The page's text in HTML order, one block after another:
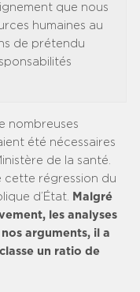
que nous
humaines au
de prétendu
nombreuses
été nécessaires
de la santé.
cette régression du
d’État.
Malgré
les analyses
arguments, il a
un ratio de